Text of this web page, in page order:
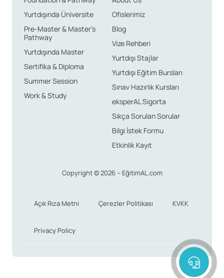
Yurtdışında Üniversite
Pre-Master & Master’s
Pathway
Yurtdışında Master
Sertifika & Diploma
Summer Session
Work & Study
Ofislerimiz
Blog
Vize Rehberi
Yurtdışı Stajlar
Yurtdışı Eğitim Bursları
Sınav Hazırlık Kursları
eksperAL Sigorta
Sıkça Sorulan Sorular
Bilgi İstek Formu
Etkinlik Kayıt
Copyright © 2026 – EğitimAL.com
Açık Rıza Metni Çerezler Politikası KVKK
Privacy Policy